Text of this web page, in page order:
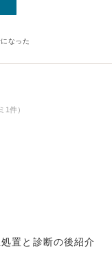
なった
1件）
置と診断の後紹介